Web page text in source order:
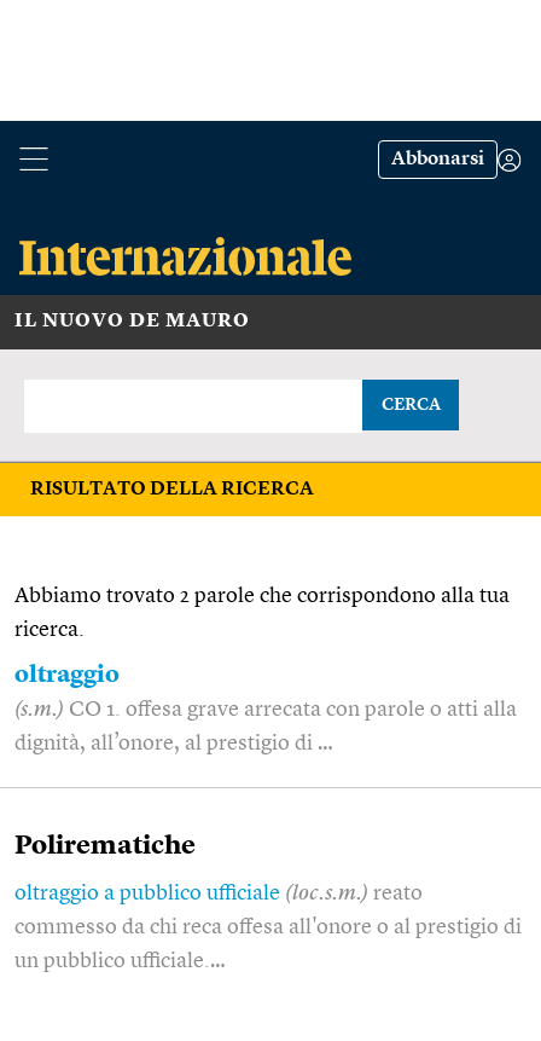
Abbonarsi
IL NUOVO DE MAURO
CERCA
RISULTATO DELLA RICERCA
Abbiamo trovato 2 parole che corrispondono alla tua
ricerca.
oltraggio
(s.m.) CO 1. offesa grave arrecata con parole o atti alla
dignità, all’onore, al prestigio di …
Polirematiche
oltraggio a pubblico ufficiale (loc.s.m.) reato
commesso da chi reca offesa all'onore o al prestigio di
un pubblico ufficiale.…